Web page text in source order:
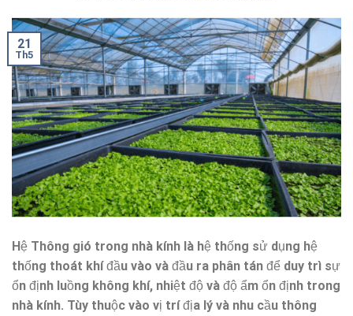
21
Th5
Hệ Thông gió trong nhà kính là hệ thống sử dụng hệ
thống thoát khí đầu vào và đầu ra phân tán để duy trì sự
ổn định luồng không khí, nhiệt độ và độ ẩm ổn định trong
nhà kính. Tùy thuộc vào vị trí địa lý và nhu cầu thông